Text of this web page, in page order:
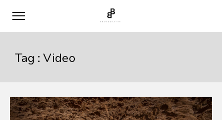
Tag :Video